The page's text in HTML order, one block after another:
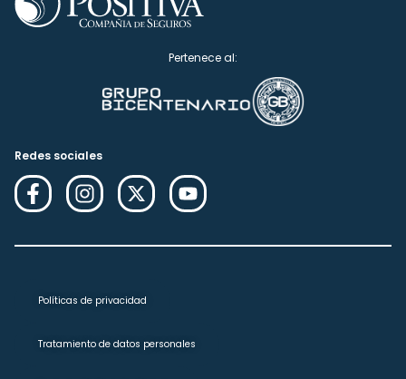
Pertenece al:
Redes sociales
Políticas de privacidad
Tratamiento de datos personales